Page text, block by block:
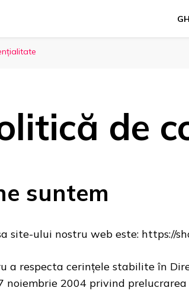
❤️
de
suntem
site-ului nostru web este: https://
a respecta cerințele stabilite în
noiembrie 2004 privind